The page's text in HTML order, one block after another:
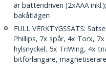
är batteridriven (2xAAA
bakåtlägen
FULL VERKTYGSSATS:
Phillips, 7x spår, 4x Torx,
hylsnyckel, 5x TriWing, 4x
bitförlängare,